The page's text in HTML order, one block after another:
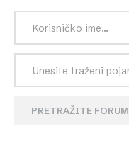
PRETRAŽITE FORUM